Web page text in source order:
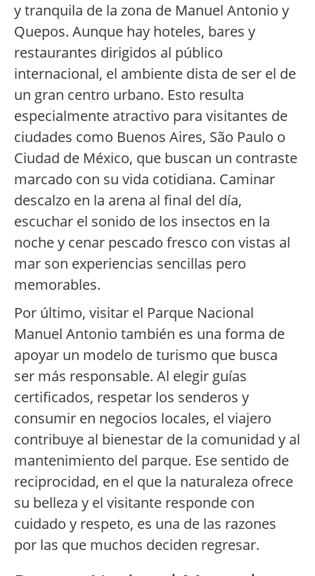
y tranquila de la zona de Manuel Antonio y
Quepos. Aunque hay hoteles, bares y
restaurantes dirigidos al público
internacional, el ambiente dista de ser el de
un gran centro urbano. Esto resulta
especialmente atractivo para visitantes de
ciudades como Buenos Aires, São Paulo o
Ciudad de México, que buscan un contraste
marcado con su vida cotidiana. Caminar
descalzo en la arena al final del día,
escuchar el sonido de los insectos en la
noche y cenar pescado fresco con vistas al
mar son experiencias sencillas pero
memorables.
Por último, visitar el Parque Nacional
Manuel Antonio también es una forma de
apoyar un modelo de turismo que busca
ser más responsable. Al elegir guías
certificados, respetar los senderos y
consumir en negocios locales, el viajero
contribuye al bienestar de la comunidad y al
mantenimiento del parque. Ese sentido de
reciprocidad, en el que la naturaleza ofrece
su belleza y el visitante responde con
cuidado y respeto, es una de las razones
por las que muchos deciden regresar.